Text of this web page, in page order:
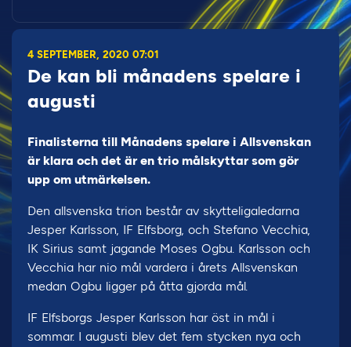
4 SEPTEMBER, 2020 07:01
De kan bli månadens spelare i
augusti
Finalisterna till Månadens spelare i Allsvenskan
är klara och det är en trio målskyttar som gör
upp om utmärkelsen.
Den allsvenska trion består av skytteligaledarna
Jesper Karlsson, IF Elfsborg, och Stefano Vecchia,
IK Sirius samt jagande Moses Ogbu. Karlsson och
Vecchia har nio mål vardera i årets Allsvenskan
medan Ogbu ligger på åtta gjorda mål.
IF Elfsborgs Jesper Karlsson har öst in mål i
sommar. I augusti blev det fem stycken nya och